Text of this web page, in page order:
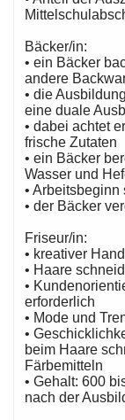
Bäcker/in:
• ein Bäcker
andere
• die
eine duale
• dabei achtet
frische Zutaten
• ein Bäcker
Wasser und
• Arbeitsbeginn
• der Bäcker
Friseur/in:
• kreativer
• Haare
•
erforderlich
• Mode und
•
beim Haare
Färbemitteln
• Gehalt: 600
nach der